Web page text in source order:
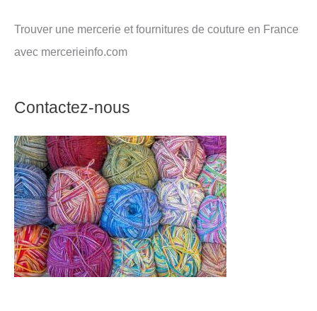
Trouver une mercerie et fournitures de couture en France
avec mercerieinfo.com
Contactez-nous